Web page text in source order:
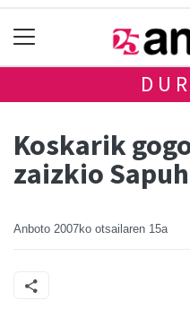
Koskarik
zaizkio
Anboto 2007ko otsailaren 15a